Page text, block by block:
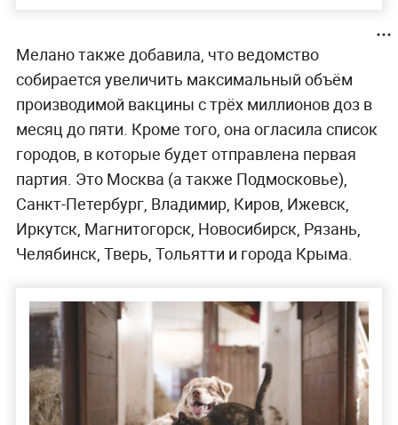
Мелано также добавила, что ведомство
собирается увеличить максимальный объём
производимой вакцины с трёх миллионов доз в
месяц до пяти. Кроме того, она огласила список
городов, в которые будет отправлена первая
партия. Это Москва (а также Подмосковье),
Санкт-Петербург, Владимир, Киров, Ижевск,
Иркутск, Магнитогорск, Новосибирск, Рязань,
Челябинск, Тверь, Тольятти и города Крыма.